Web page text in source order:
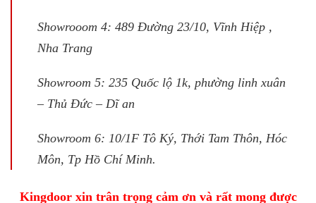
Showrooom 4: 489 Đường 23/10, Vĩnh Hiệp ,
Nha Trang
Showroom 5: 235 Quốc lộ 1k, phường linh xuân
– Thủ Đức – Dĩ an
Showroom 6: 10/1F Tô Ký, Thới Tam Thôn, Hóc
Môn, Tp Hồ Chí Minh.
Kingdoor xin trân trọng cảm ơn và rất mong được